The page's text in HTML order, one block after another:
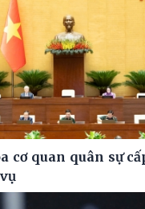
cơ quan quân sự